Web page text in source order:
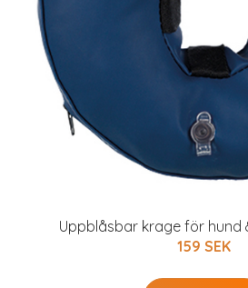
Uppblåsbar krage för hund
159 SEK